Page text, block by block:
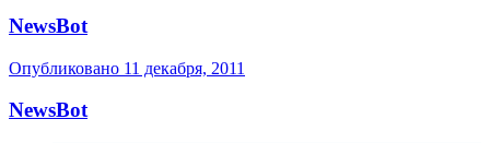
NewsBot
Опубликовано 11 декабря, 2011
NewsBot